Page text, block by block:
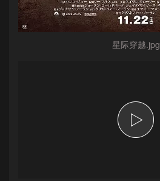
星际穿越.jpg